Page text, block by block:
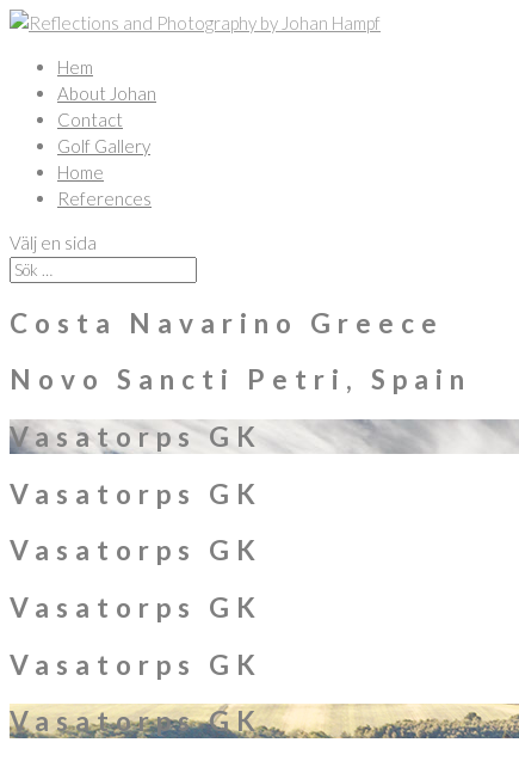
Hem
About Johan
Contact
Golf Gallery
Home
References
Välj en sida
Costa Navarino Greece
Novo Sancti Petri, Spain
Vasatorps GK
Vasatorps GK
Vasatorps GK
Vasatorps GK
Vasatorps GK
Vasatorps GK